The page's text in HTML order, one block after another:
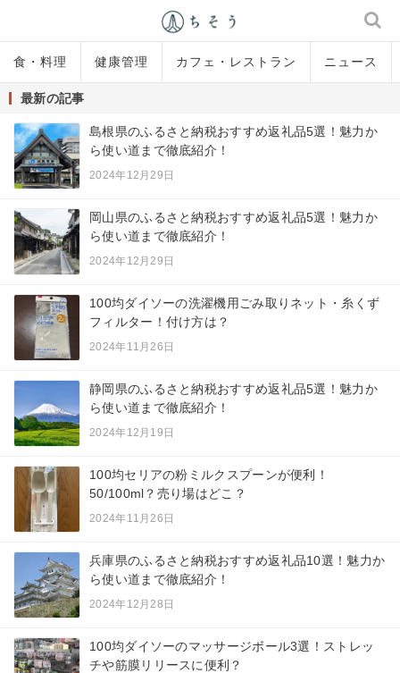
食・料理 健康管理 カフェ・レストラン ニュース
最新の記事
島根県のふるさと納税おすすめ返礼品5選！魅力か
ら使い道まで徹底紹介！
2024年12月29日
岡山県のふるさと納税おすすめ返礼品5選！魅力か
ら使い道まで徹底紹介！
2024年12月29日
100均ダイソーの洗濯機用ごみ取りネット・糸くず
フィルター！付け方は？
2024年11月26日
静岡県のふるさと納税おすすめ返礼品5選！魅力か
ら使い道まで徹底紹介！
2024年12月19日
100均セリアの粉ミルクスプーンが便利！
50/100ml？売り場はどこ？
2024年11月26日
兵庫県のふるさと納税おすすめ返礼品10選！魅力か
ら使い道まで徹底紹介！
2024年12月28日
100均ダイソーのマッサージボール3選！ストレッ
チや筋膜リリースに便利？